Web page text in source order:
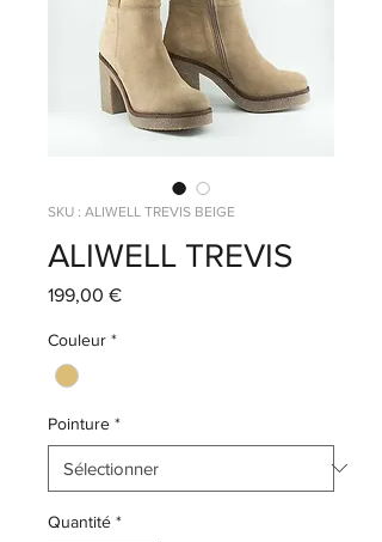
SKU : ALIWELL TREVIS BEIGE
ALIWELL TREVIS
199,00 €Prix
Couleur *
Pointure *
Quantité *